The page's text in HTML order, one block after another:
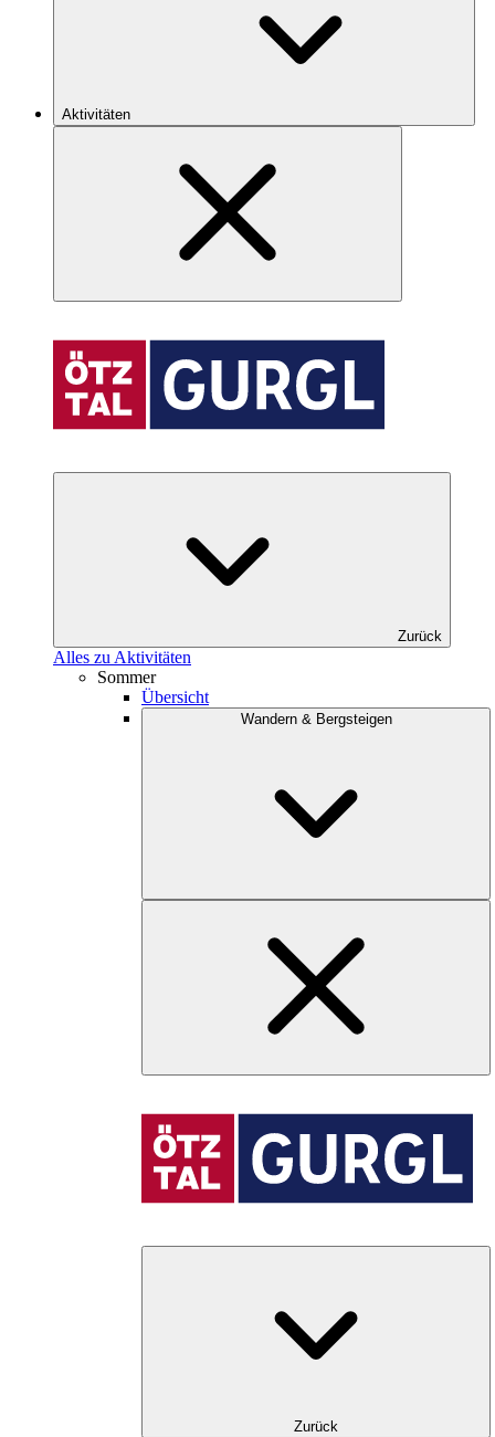
Aktivitäten
Zurück
Alles zu Aktivitäten
Sommer
Übersicht
Wandern & Bergsteigen
Zurück